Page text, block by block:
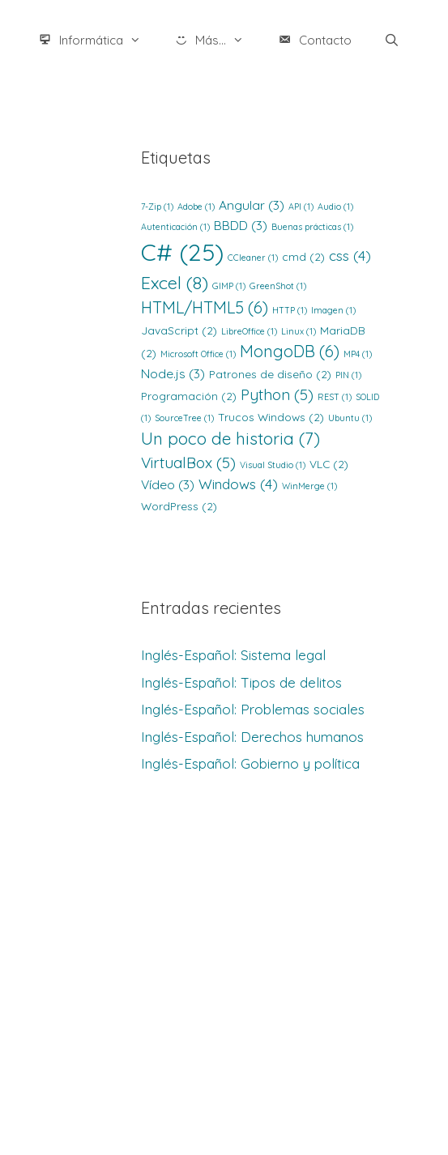
Informática Más... Contacto
Etiquetas
7-Zip(1) Adobe (1) Angular(3) API (1) Audio(1)
Autenticación (1) BBDD (3) Buenas prácticas(1)
C# (25) CCleaner(1) cmd (2) css (4)
Excel (8) GIMP(1) GreenShot(1)
HTML/HTML5 (6) HTTP(1) Imagen (1)
JavaScript (2) LibreOffice (1) Linux(1) MariaDB
(2) Microsoft Office (1) MongoDB (6) MP4(1)
Node.js (3) Patrones de diseño (2) PIN (1)
Programación (2) Python (5) REST (1) SOLID
(1) SourceTree (1) Trucos Windows (2) Ubuntu (1)
Un poco de historia (7)
VirtualBox(5) Visual Studio(1) VLC(2)
Vídeo (3) Windows (4) WinMerge (1)
WordPress (2)
Entradas recientes
Inglés-Español: Sistema legal
Inglés-Español: Tipos de delitos
Inglés-Español: Problemas sociales
Inglés-Español: Derechos humanos
Inglés-Español: Gobierno y política